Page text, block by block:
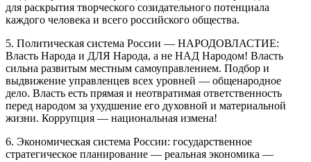
для раскрытия творческого созидательного потенциала
каждого человека и всего российского общества.
5. Политическая система России — НАРОДОВЛАСТИЕ:
Власть Народа и ДЛЯ Народа, а не НАД Народом! Власть
сильна развитым местным самоуправлением. Подбор и
выдвижение управленцев всех уровней — общенародное
дело. Власть есть прямая и неотвратимая ответственность
перед народом за ухудшение его духовной и материальной
жизни. Коррупция — национальная измена!
6. Экономическая система России: государственное
стратегическое планирование — реальная экономика —